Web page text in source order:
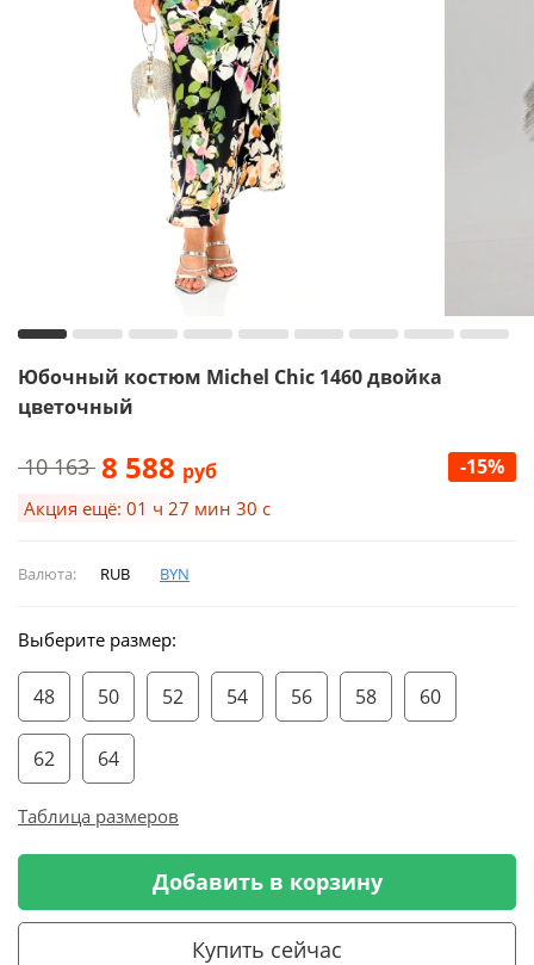
Юбочный костюм Michel Chic 1460 двойка
цветочный
10 163 8 588 руб -15%
Акция ещё: 01 ч 27 мин 30 с
Валюта: RUB BYN
Выберите размер:
48 50 52 54 56 58 60
62 64
Таблица размеров
Добавить в корзину
Купить сейчас